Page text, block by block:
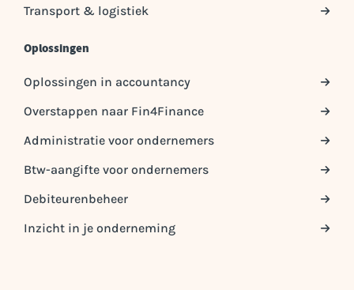
Transport & logistiek
Oplossingen
Oplossingen in accountancy
Overstappen naar Fin4Finance
Administratie voor ondernemers
Btw-aangifte voor ondernemers
Debiteurenbeheer
Inzicht in je onderneming